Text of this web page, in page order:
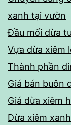
xanh tại vườn
Đầu mối dừa
Vựa dừa xiêm
Thành phần
Giá bán buôn
Giá dừa xiêm
Dừa xiêm